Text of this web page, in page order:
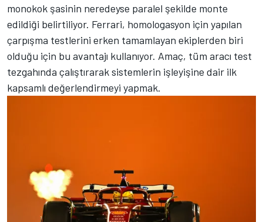
monokok şasinin neredeyse paralel şekilde monte
edildiği belirtiliyor. Ferrari, homologasyon için yapılan
çarpışma testlerini erken tamamlayan ekiplerden biri
olduğu için bu avantajı kullanıyor. Amaç, tüm aracı test
tezgahında çalıştırarak sistemlerin işleyişine dair ilk
kapsamlı değerlendirmeyi yapmak.